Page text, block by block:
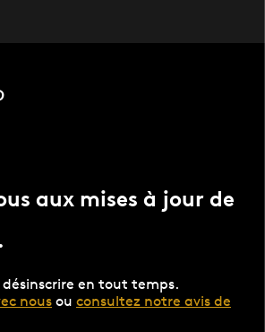
aux mises à jour de
désinscrire en tout temps.
nous ou consultez notre avis de